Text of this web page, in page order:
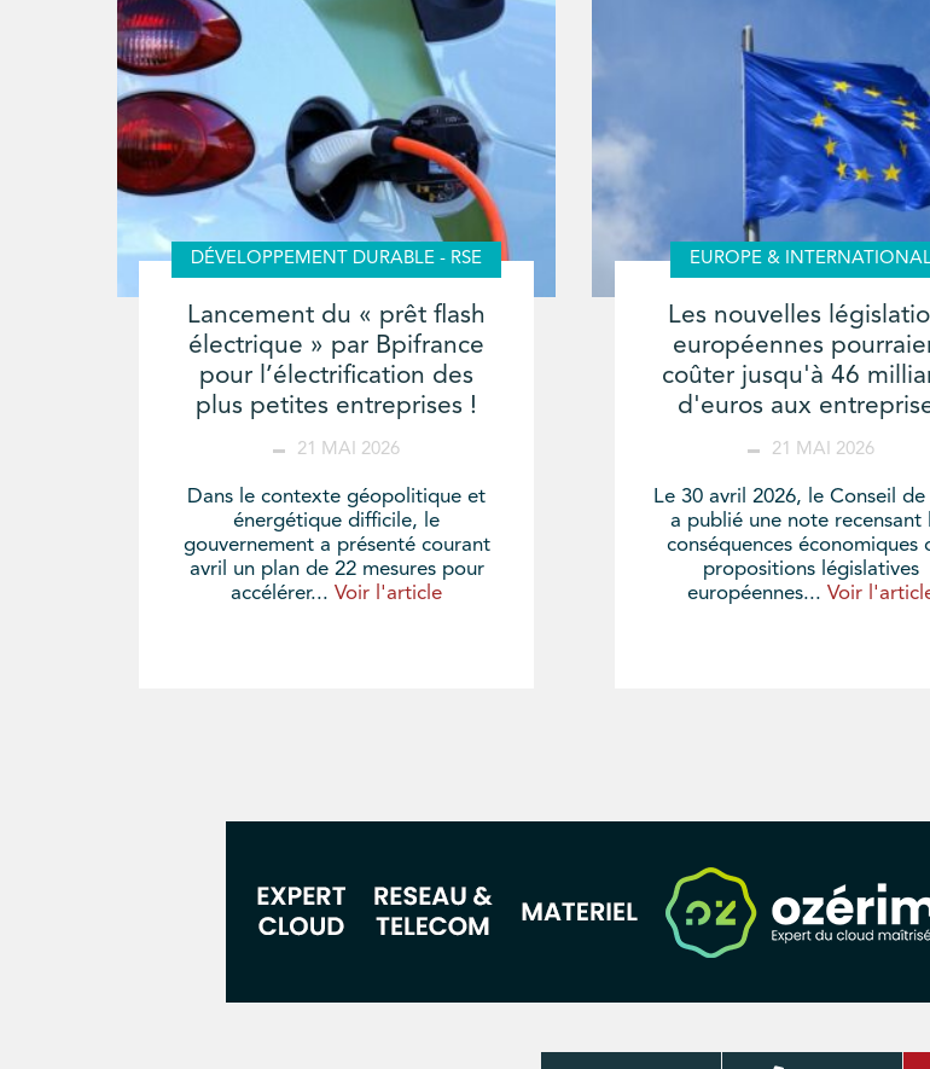
DÉVELOPPEMENT DURABLE - RSE
Lancement du « prêt flash
électrique » par Bpifrance
pour l’électrification des
plus petites entreprises !
21 MAI 2026
Dans le contexte géopolitique et
énergétique difficile, le
gouvernement a présenté courant
avril un plan de 22 mesures pour
accélérer...Voir l'article
EUROPE &
Les nouvelles
européennes
coûter jusqu'à 46
d'euros aux
21 MAI 2026
Le 30 avril 2026, le Conseil
a publié une note recensant
conséquences économiques
propositions législatives
européennes...Voir